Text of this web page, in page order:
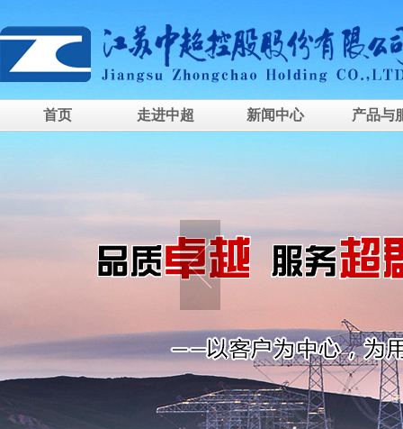
首页 走进中超 新闻中心 产品与